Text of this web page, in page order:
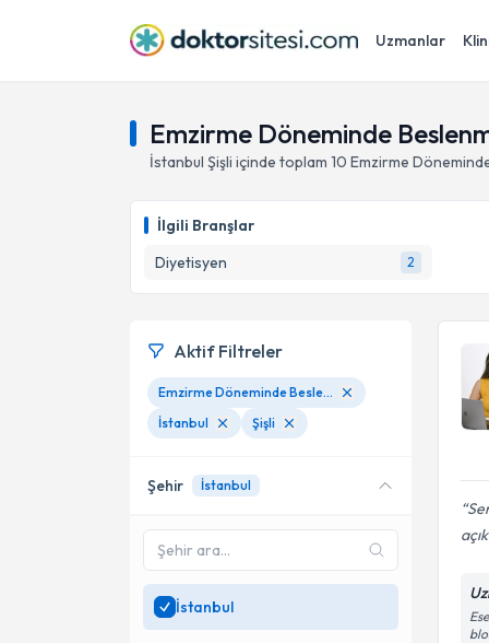
Uzmanlar
Emzirme Döneminde
İstanbul Şişli içinde toplam 10 Emzirme
İlgili Branşlar
Diyetisyen
2
Aktif Filtreler
Emzirme Döneminde Beslenme
İstanbul
Şişli
Şehir İstanbul
İstanbul